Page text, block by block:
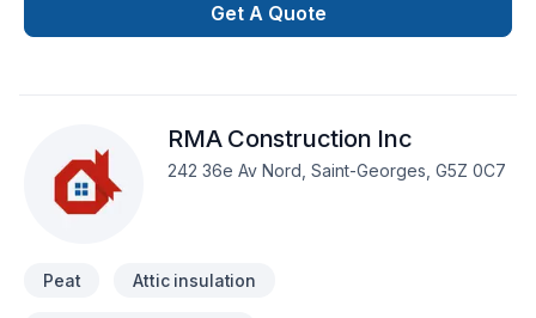
Get A Quote
RMA Construction Inc
242 36e Av Nord, Saint-Georges, G5Z 0C7
Peat Attic insulation